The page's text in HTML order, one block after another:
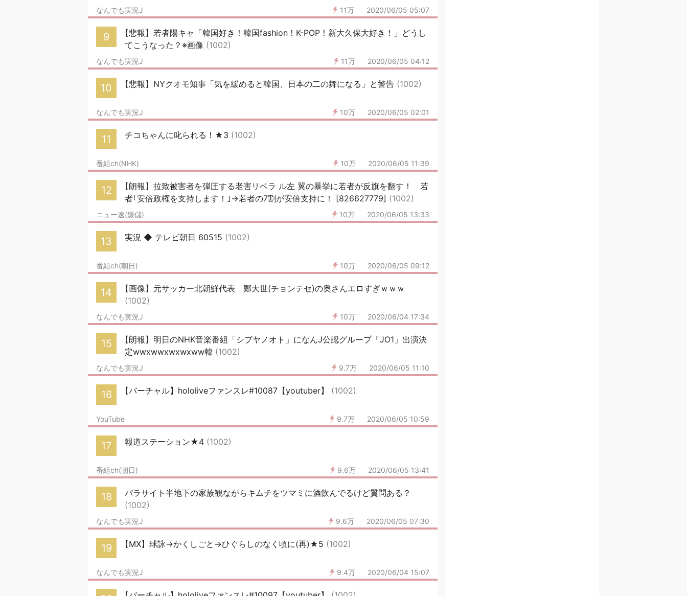
11万 2020/06/05 05:07
なんでも実況J
9
【悲報】若者陽キャ「韓国好き！韓国fashion！K-POP！新大久保大好き！」どうし
てこうなった？※画像 (1002)
11万 2020/06/05 04:12
なんでも実況J
10 【悲報】NYクオモ知事「気を緩めると韓国、日本の二の舞になる」と警告 (1002)
10万 2020/06/05 02:01
なんでも実況J
11 チコちゃんに叱られる！★3 (1002)
10万 2020/06/05 11:39
番組ch(NHK)
12
【朗報】拉致被害者を弾圧する老害リベラ ル左 翼の暴挙に若者が反旗を翻す！ 若
者｢安倍政権を支持します！｣→若者の7割が安倍支持に！ [826627779] (1002)
10万 2020/06/05 13:33
ニュー速(嫌儲)
13 実況 ◆ テレビ朝日 60515 (1002)
10万 2020/06/05 09:12
番組ch(朝日)
14
【画像】元サッカー北朝鮮代表 鄭大世(チョンテセ)の奥さんエロすぎｗｗｗ
(1002)
10万 2020/06/04 17:34
なんでも実況J
15
【朗報】明日のNHK音楽番組「シブヤノオト」になんJ公認グループ「JO1」出演決
定wwxwwxwxwxww韓 (1002)
9.7万 2020/06/05 11:10
なんでも実況J
16 【バーチャル】hololiveファンスレ#10087【youtuber】 (1002)
9.7万 2020/06/05 10:59
YouTube
17 報道ステーション★4 (1002)
9.6万 2020/06/05 13:41
番組ch(朝日)
18
パラサイト半地下の家族観ながらキムチをツマミに酒飲んでるけど質問ある？
(1002)
9.6万 2020/06/05 07:30
なんでも実況J
19 【MX】球詠→かくしごと→ひぐらしのなく頃に(再)★5 (1002)
9.4万 2020/06/04 15:07
なんでも実況J